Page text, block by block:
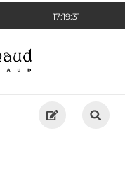
17:19:32